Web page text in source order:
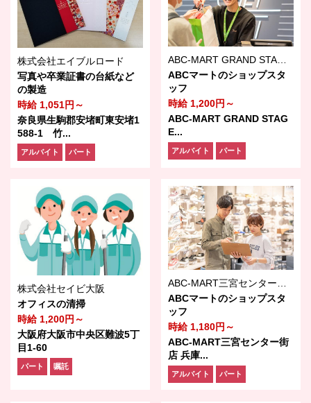
株式会社エイブルロード
写真や卒業証書の台紙など
の製造
時給 1,051円～
奈良県生駒郡安堵町東安堵1
588-1 竹...
アルバイト パート
ABCマートのショップスタ
ッフ
時給 1,200円～
ABC-MART GRAND STAG
E...
アルバイト パート
株式会社セイビ大阪
オフィスの清掃
時給 1,200円～
大阪府大阪市中央区難波5丁
目1-60
パート 嘱託
ABCマートのショップスタ
ッフ
時給 1,180円～
ABC-MART三宮センター街
店 兵庫...
アルバイト パート